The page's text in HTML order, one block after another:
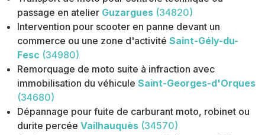
passage en atelier Guzargues (34820)
Intervention pour scooter en panne devant un
commerce ou une zone d'activité Saint-Gély-du-
Fesc (34980)
Remorquage de moto suite à infraction avec
immobilisation du véhicule Saint-Georges-d'Orques
(34680)
Dépannage pour fuite de carburant moto, robinet ou
durite percée Vailhauquès (34570)